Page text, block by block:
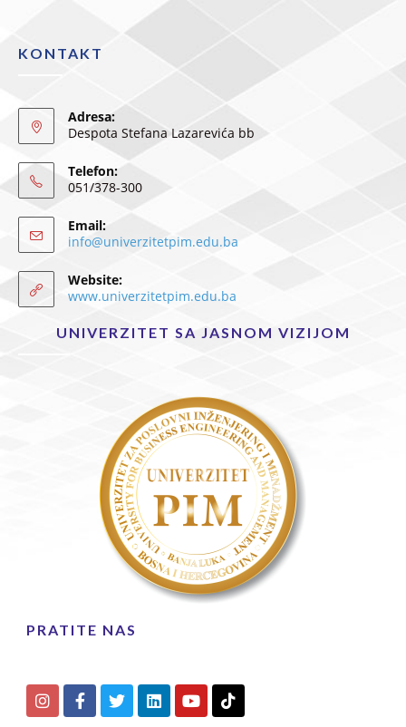
KONTAKT
Adresa:
Despota Stefana Lazarevića bb
Telefon:
051/378-300
Email:
info@univerzitetpim.edu.ba
Website:
www.univerzitetpim.edu.ba
UNIVERZITET SA JASNOM VIZIJOM
PRATITE NAS